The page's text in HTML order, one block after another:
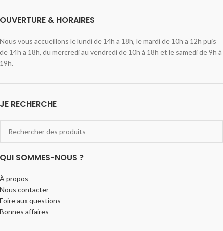
OUVERTURE & HORAIRES
Nous vous accueillons le lundi de 14h a 18h, le mardi de 10h a 12h puis
de 14h a 18h, du mercredi au vendredi de 10h à 18h et le samedi de 9h à
19h.
JE RECHERCHE
QUI SOMMES-NOUS ?
À propos
Nous contacter
Foire aux questions
Bonnes affaires